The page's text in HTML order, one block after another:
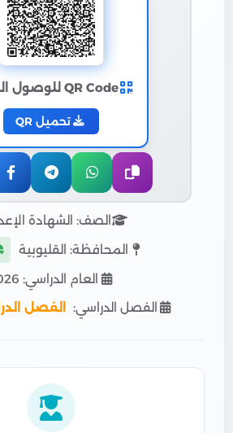
QR Code للوصول السريع
تحميل QR
الصف: الشهادة
المحافظة: القليوبية
العام الدراسي: 2026
الفصل الدراسي:
الفصل